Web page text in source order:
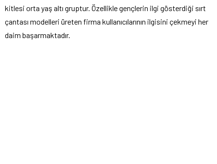
kitlesi orta yaş altı gruptur. Özellikle gençlerin ilgi gösterdiği sırt
çantası modelleri üreten firma kullanıcılarının ilgisini çekmeyi her
daim başarmaktadır.